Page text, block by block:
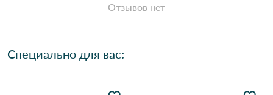
Отзывов нет
Специально для вас: